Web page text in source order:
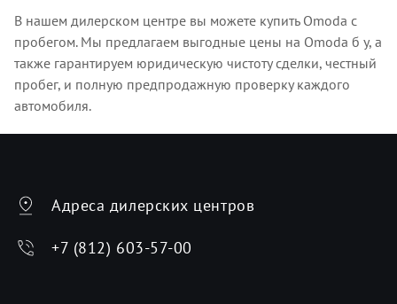
В нашем дилерском центре вы можете купить Omoda с
пробегом. Мы предлагаем выгодные цены на Omoda б у, а
также гарантируем юридическую чистоту сделки, честный
пробег, и полную предпродажную проверку каждого
автомобиля.
Адреса дилерских центров
+7 (812) 603-57-00